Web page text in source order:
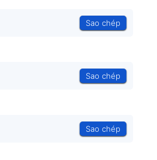
Sao chép
Sao chép
Sao chép